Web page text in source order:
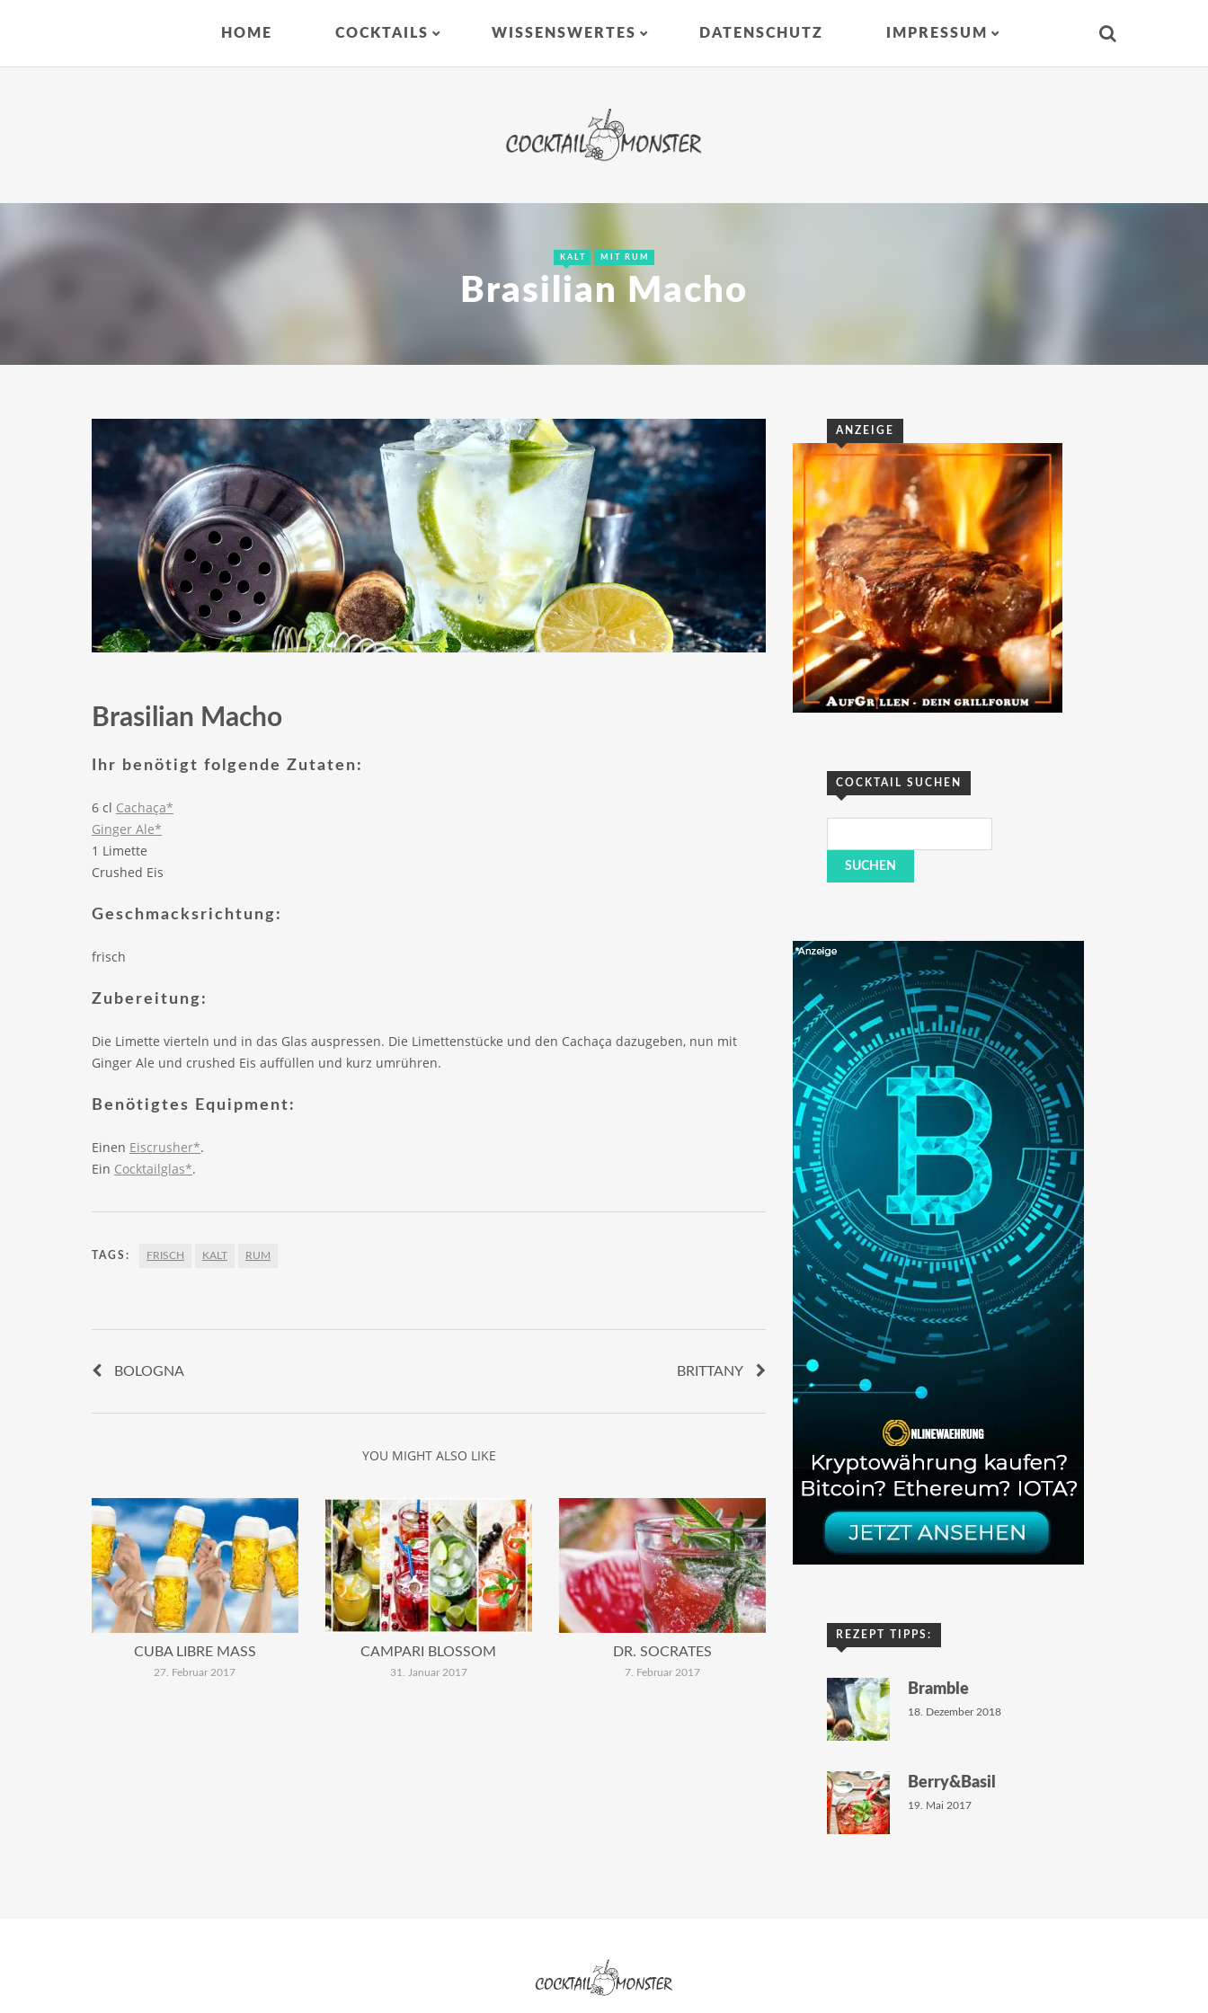
HOME COCKTAILS WISSENSWERTES DATENSCHUTZ IMPRESSUM
KALT MIT RUM
Brasilian Macho
Brasilian Macho
Ihr benötigt folgende Zutaten:
6 cl Cachaça*
Ginger Ale*
1 Limette
Crushed Eis
Geschmacksrichtung:
frisch
Zubereitung:
Die Limette vierteln und in das Glas auspressen. Die Limettenstücke und den Cachaça dazugeben, nun mit
Ginger Ale und crushed Eis auffüllen und kurz umrühren.
Benötigtes Equipment:
Einen Eiscrusher*.
Ein Cocktailglas*.
TAGS: FRISCH KALT RUM
BOLOGNA BRITTANY
YOU MIGHT ALSO LIKE
CUBA LIBRE MASS
27. Februar 2017
CAMPARI BLOSSOM
31. Januar 2017
DR. SOCRATES
7. Februar 2017
ANZEIGE
COCKTAIL SUCHEN
REZEPT TIPPS:
Bramble
18. Dezember 2018
Berry&Basil
19. Mai 2017